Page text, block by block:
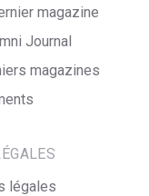
magazine
Journal
magazines
légales